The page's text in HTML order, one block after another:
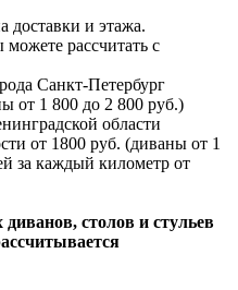
доставки и этажа.
рассчитать с
Санкт-Петербург
от 1 800 до 2 800 руб.)
области
от 1800 руб. (диваны от 1
за каждый километр от
столов и стульев